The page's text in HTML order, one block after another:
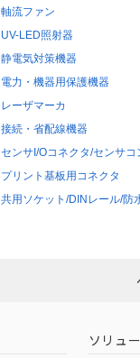
軸流ファン
UV-LED照射器
静電気対策機器
電力・機器用保護機器
レーザマーカ
接続・省配線機器
センサI/Oコネクタ/センサコ
プリント基板用コネクタ
共用ソケット/DINレール/防
ソリュ